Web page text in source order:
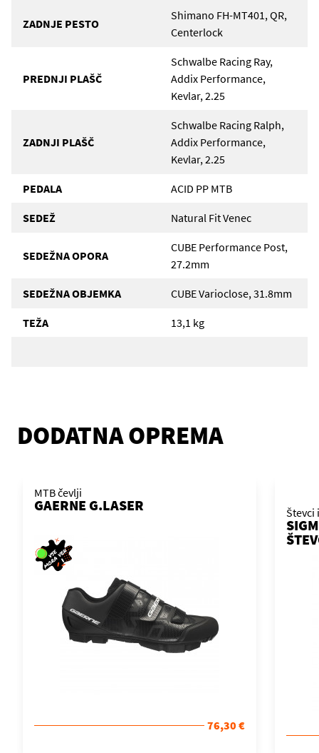
ZADNJE PESTO
Shimano FH-MT401, QR,
Centerlock
PREDNJI PLAŠČ
Schwalbe Racing Ray,
Addix Performance,
Kevlar, 2.25
ZADNJI PLAŠČ
Schwalbe Racing Ralph,
Addix Performance,
Kevlar, 2.25
PEDALA ACID PP MTB
SEDEŽ Natural Fit Venec
SEDEŽNA OPORA
CUBE Performance Post,
27.2mm
SEDEŽNA OBJEMKA CUBE Varioclose, 31.8mm
TEŽA 13,1 kg
DODATNA OPREMA
MTB čevlji
GAERNE G.LASER
76,30 €
Števci